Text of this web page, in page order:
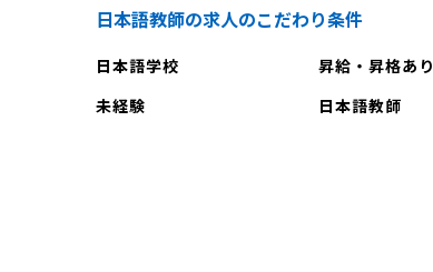
日本語教師の求人のこだわり条件
日本語学校
昇給・昇格あり
未経験
日本語教師